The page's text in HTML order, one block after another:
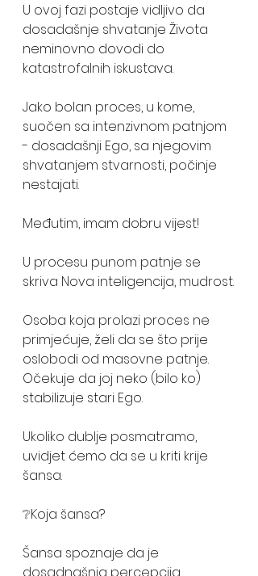
U ovoj fazi postaje vidljivo da
dosadašnje shvatanje Života
neminovno dovodi do
katastrofalnih iskustava.
Jako bolan proces, u kome,
suočen sa intenzivnom patnjom
- dosadašnji Ego, sa njegovim
shvatanjem stvarnosti, počinje
nestajati.
Međutim, imam dobru vijest!
U procesu punom patnje se
skriva Nova inteligencija, mudrost.
Osoba koja prolazi proces ne
primjećuje, želi da se što prije
oslobodi od masovne patnje.
Očekuje da joj neko (bilo ko)
stabilizuje stari Ego.
Ukoliko dublje posmatramo,
uvidjet ćemo da se u kriti krije
šansa.
❔Koja šansa?
Šansa spoznaje da je